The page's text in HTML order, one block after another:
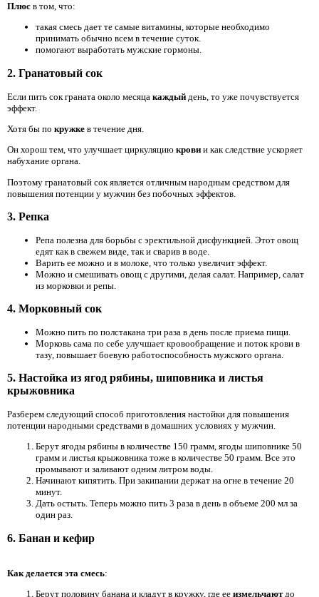
Плюс в том, что:
такая смесь дает те самые витамины, которые необходимо
принимать обычно всем в течение суток.
помогают выработать мужские гормоны.
2. Гранатовый сок
Если пить сок граната около месяца каждый день, то уже почувствуется
эффект.
Хотя бы по кружке в течение дня.
Он хорош тем, что улучшает циркуляцию крови и как следствие ускоряет
набухание органа.
Поэтому гранатовый сок является отличным народным средством для
повышения потенции у мужчин без побочных эффектов.
3. Репка
Репа полезна для борьбы с эректильной дисфункцией. Этот овощ
едят как в свежем виде, так и сварив в воде.
Варить ее можно и в молоке, что только увеличит эффект.
Можно и смешивать овощ с другими, делая салат. Например, салат
из морковки и репы.
4. Морковный сок
Можно пить по полстакана три раза в день после приема пищи.
Морковь сама по себе улучшает кровообращение и поток крови в
тазу, повышает боевую работоспособность мужского органа.
5. Настойка из ягод рябины, шиповника и листья
крыжовника
Разберем следующий способ приготовления настойки для повышения
потенции народными средствами в домашних условиях у мужчин.
Берут ягоды рябины в количестве 150 грамм, ягоды шиповнике 50
грамм и листья крыжовника тоже в количестве 50 грамм. Все это
промывают и заливают одним литром воды.
Начинают кипятить. При закипании держат на огне в течение 20
минут.
Дать остыть. Теперь можно пить 3 раза в день в объеме 200 мл за
один раз.
6. Банан и кефир
Как делается эта смесь:
Берут половину банана и кладут в кружку, где ее измельчаютдо